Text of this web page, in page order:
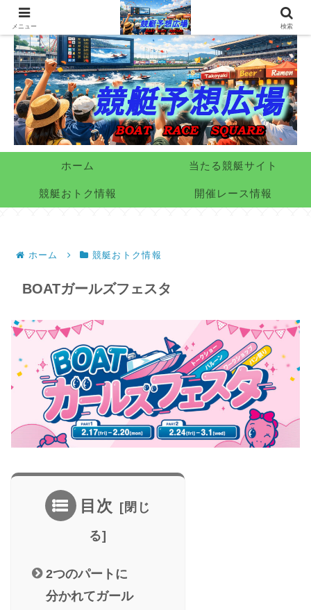
ホーム 当たる競艇サイト
競艇おトク情報 開催レース情報
ホーム 競艇おトク情報
BOATガールズフェスタ
目次
2つのパートに
分かれてガール
メニュー 検索